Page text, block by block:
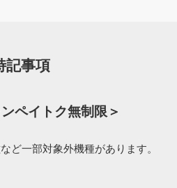
7,997円／月
6,897円／月
記事項
ペイトク無制限＞
ど一部対象外機種があります。